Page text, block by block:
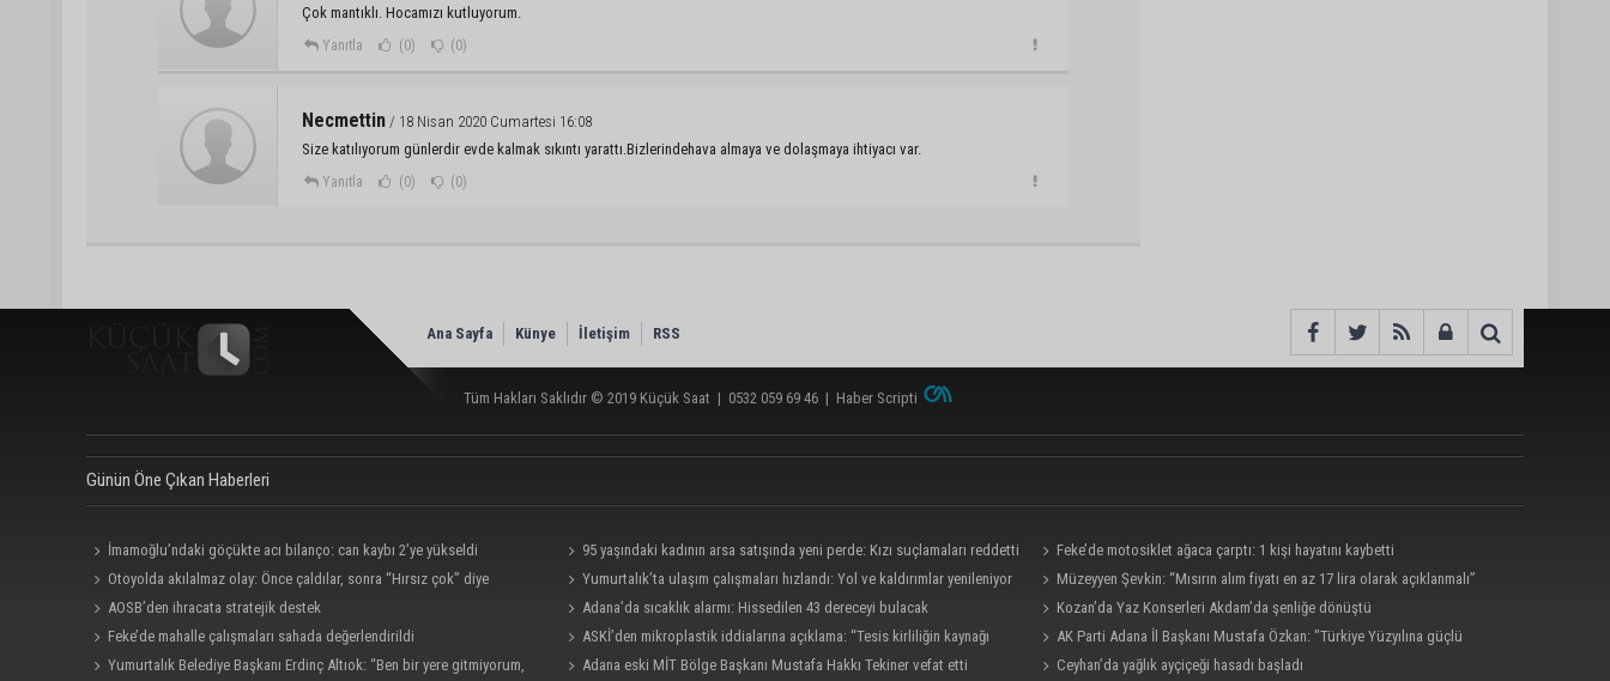
Çok mantıklı. Hocamızı kutluyorum.
Yanıtla (0) (0)
Necmettin / 18 Nisan 2020 Cumartesi 16:08
Size katılıyorum günlerdir evde kalmak sıkıntı yarattı.Bizlerindehava almaya ve dolaşmaya ihtiyacı var.
Yanıtla (0) (0)
Ana Sayfa Künye İletişim RSS
Tüm Hakları Saklıdır © 2019 Küçük Saat | 0532 059 69 46 | Haber Scripti
Günün Öne Çıkan Haberleri
İmamoğlu’ndaki göçükte acı bilanço: can kaybı 2’ye yükseldi 95 yaşındaki kadının arsa satışında yeni perde: Kızı suçlamaları reddetti
Feke’de motosiklet ağaca çarptı: 1 kişi hayatını kaybetti
Otoyolda akılalmaz olay: Önce çaldılar, sonra “Hırsız çok” diye
uyardılar
Yumurtalık’ta ulaşım çalışmaları hızlandı: Yol ve kaldırımlar yenileniyor
Müzeyyen Şevkin: “Mısırın alım fiyatı en az 17 lira olarak açıklanmalı”
AOSB’den ihracata stratejik destek
Adana’da sıcaklık alarmı: Hissedilen 43 dereceyi bulacak
Kozan’da Yaz Konserleri Akdam’da şenliğe dönüştü
Feke’de mahalle çalışmaları sahada değerlendirildi
ASKİ’den mikroplastik iddialarına açıklama: “Tesis kirliliğin kaynağı
değil”
AK Parti Adana İl Başkanı Mustafa Özkan: "Türkiye Yüzyılına güçlü
teşkilatımızla yürüyoruz"
Yumurtalık Belediye Başkanı Erdinç Altıok: “Ben bir yere gitmiyorum, Adana eski MİT Bölge Başkanı Mustafa Hakkı Tekiner vefat etti Ceyhan’da yağlık ayçiçeği hasadı başladı